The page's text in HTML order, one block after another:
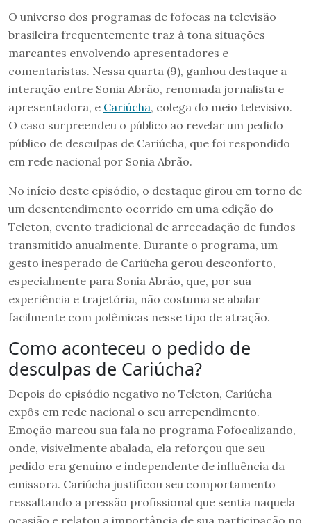
O universo dos programas de fofocas na televisão
brasileira frequentemente traz à tona situações
marcantes envolvendo apresentadores e
comentaristas. Nessa quarta (9), ganhou destaque a
interação entre Sonia Abrão, renomada jornalista e
apresentadora, e Cariúcha, colega do meio televisivo.
O caso surpreendeu o público ao revelar um pedido
público de desculpas de Cariúcha, que foi respondido
em rede nacional por Sonia Abrão.
No início deste episódio, o destaque girou em torno de
um desentendimento ocorrido em uma edição do
Teleton, evento tradicional de arrecadação de fundos
transmitido anualmente. Durante o programa, um
gesto inesperado de Cariúcha gerou desconforto,
especialmente para Sonia Abrão, que, por sua
experiência e trajetória, não costuma se abalar
facilmente com polêmicas nesse tipo de atração.
Como aconteceu o pedido de
desculpas de Cariúcha?
Depois do episódio negativo no Teleton, Cariúcha
expôs em rede nacional o seu arrependimento.
Emoção marcou sua fala no programa Fofocalizando,
onde, visivelmente abalada, ela reforçou que seu
pedido era genuíno e independente de influência da
emissora. Cariúcha justificou seu comportamento
ressaltando a pressão profissional que sentia naquela
ocasião e relatou a importância de sua participação no